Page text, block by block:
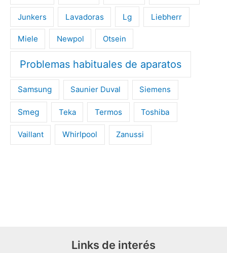
Junkers Lavadoras Lg Liebherr
Miele Newpol Otsein
Problemas habituales de aparatos
Samsung Saunier Duval Siemens
Smeg Teka Termos Toshiba
Vaillant Whirlpool Zanussi
Links de interés